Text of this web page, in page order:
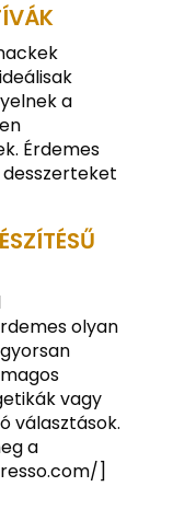
a
Érdemes
olyan
vagy
választások.
a
]